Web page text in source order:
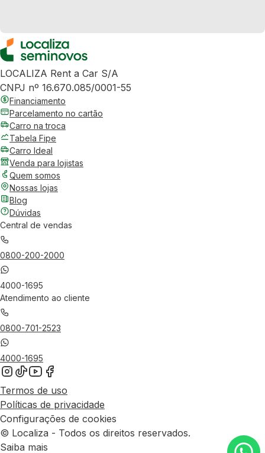
LOCALIZA Rent a Car S/A
CNPJ nº 16.670.085/0001-55
Financiamento
Parcelamento no cartão
Carro na troca
Tabela Fipe
Carro Ideal
Venda para lojistas
Quem somos
Nossas lojas
Blog
Dúvidas
Central de vendas
0800-200-2000
4000-1695
Atendimento ao cliente
0800-701-2523
4000-1695
Termos de uso
Políticas de privacidade
Configurações de cookies
© Localiza - Todos os direitos reservados.
Saiba mais